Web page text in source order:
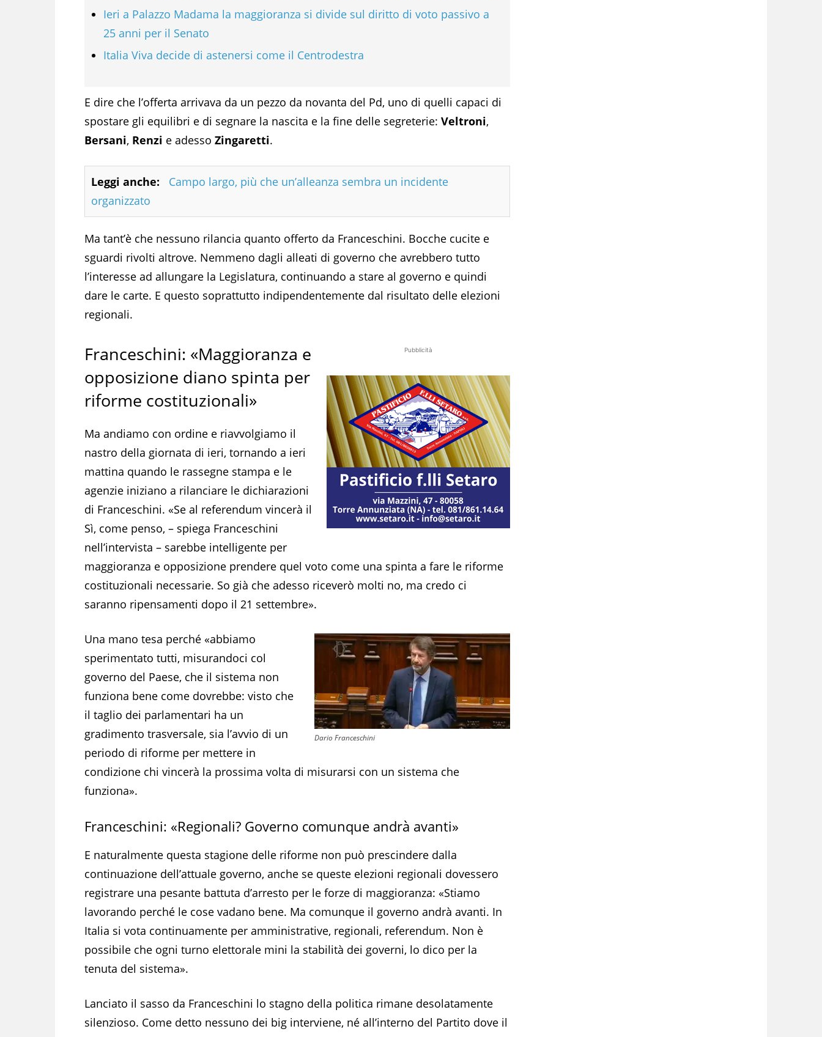
Ieri a Palazzo Madama la maggioranza si divide sul diritto di voto passivo a
25 anni per il Senato
Italia Viva decide di astenersi come il Centrodestra
E dire che l’offerta arrivava da un pezzo da novanta del Pd, uno di quelli capaci di
spostare gli equilibri e di segnare la nascita e la fine delle segreterie: Veltroni,
Bersani, Renzi e adesso Zingaretti.
Leggi anche:
Campo largo, più che un’alleanza sembra un incidente
organizzato
Ma tant’è che nessuno rilancia quanto offerto da Franceschini. Bocche cucite e
sguardi rivolti altrove. Nemmeno dagli alleati di governo che avrebbero tutto
l’interesse ad allungare la Legislatura, continuando a stare al governo e quindi
dare le carte. E questo soprattutto indipendentemente dal risultato delle elezioni
regionali.
Pubblicità
Franceschini: «Maggioranza e
opposizione diano spinta per
riforme costituzionali»
Ma andiamo con ordine e riavvolgiamo il
nastro della giornata di ieri, tornando a ieri
mattina quando le rassegne stampa e le
agenzie iniziano a rilanciare le dichiarazioni
di Franceschini. «Se al referendum vincerà il
Sì, come penso, – spiega Franceschini
nell’intervista – sarebbe intelligente per
maggioranza e opposizione prendere quel voto come una spinta a fare le riforme
costituzionali necessarie. So già che adesso riceverò molti no, ma credo ci
saranno ripensamenti dopo il 21 settembre».
Dario Franceschini
Una mano tesa perché «abbiamo
sperimentato tutti, misurandoci col
governo del Paese, che il sistema non
funziona bene come dovrebbe: visto che
il taglio dei parlamentari ha un
gradimento trasversale, sia l’avvio di un
periodo di riforme per mettere in
condizione chi vincerà la prossima volta di misurarsi con un sistema che
funziona».
Franceschini: «Regionali? Governo comunque andrà avanti»
E naturalmente questa stagione delle riforme non può prescindere dalla
continuazione dell’attuale governo, anche se queste elezioni regionali dovessero
registrare una pesante battuta d’arresto per le forze di maggioranza: «Stiamo
lavorando perché le cose vadano bene. Ma comunque il governo andrà avanti. In
Italia si vota continuamente per amministrative, regionali, referendum. Non è
possibile che ogni turno elettorale mini la stabilità dei governi, lo dico per la
tenuta del sistema».
Lanciato il sasso da Franceschini lo stagno della politica rimane desolatamente
silenzioso. Come detto nessuno dei big interviene, né all’interno del Partito dove il